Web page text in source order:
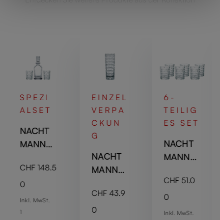
SPEZI
ALSET
NACHT
MANN
Nova
Whisky
Set
Regulärer Preis:
CHF 148.5
0
Inkl. MwSt.
1
EINZEL
VERPA
CKUN
G
NACHT
MANN
Nova
Vase -
Regulärer Preis:
CHF 43.9
0
6-
TEILIG
ES SET
NACHT
MANN
Nova
Whisky
Tumbler
Regulärer
CHF 51.0
0
Inkl. MwSt.